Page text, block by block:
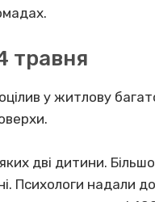
травня
у житлову
дві дитини.
Психологи надали